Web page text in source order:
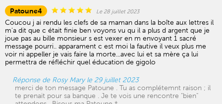
Patoune4 Le 28 juillet 2023
Coucou j ai rendu les clefs de sa maman dans la boîte aux lettres il
m'a dit que c était finie ben voyons vu qu il a plus d argent que je
joue pas au bille monsieur s est vexer en m envoyant 1 sacré
message pourri.. apparament c est moi la fautive il veux plus me
voir ni appeller je vais faire la morte...avec lui et sa mère ça lui
permettra de réfléchir quel éducation de gigolo
Réponse de Rosy Mary le 29 juillet 2023
merci de ton message Patoune . Tu as complétemnt raison ; il
te prenait pour sa banque . Je te vois une rencontre "bien"